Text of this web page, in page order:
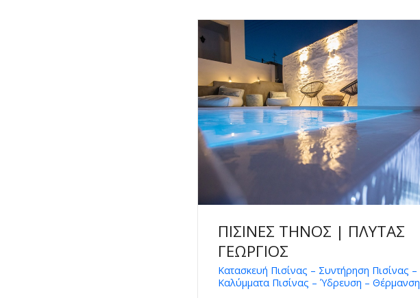
ΠΙΣΙΝΕΣ ΤΗΝΟΣ | ΠΛΥΤΑΣ
ΓΕΩΡΓΙΟΣ
Κατασκευή Πισίνας – Συντήρηση Πισίνας –
Καλύμματα Πισίνας – Ύδρευση – Θέρμανση